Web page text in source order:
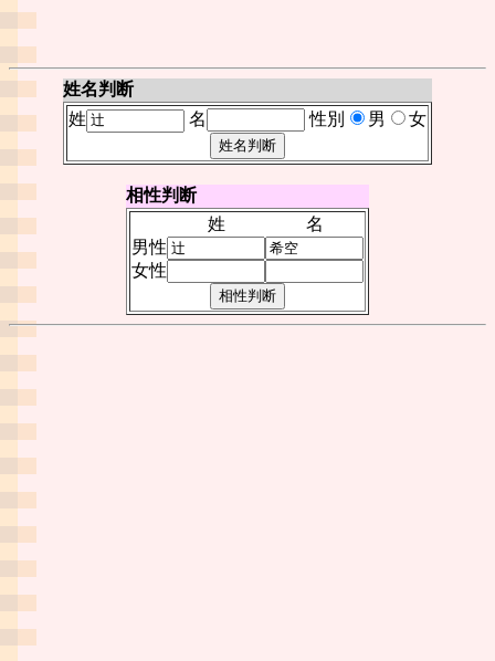
姓名判断
姓
名 性別 男 女
相性判断
姓
名
男性
女性